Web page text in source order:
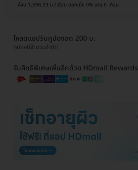
ผ่อน 1,598.33 บ./เดือน ดอกเบี้ย 0% นาน 6 เดือน
โหลดแอปรับคูปองลด 200 บ.
คูปองมีจำนวนจำกัด
รับสิทธิพิเศษเพิ่มอีกด้วย HDmall Rewards